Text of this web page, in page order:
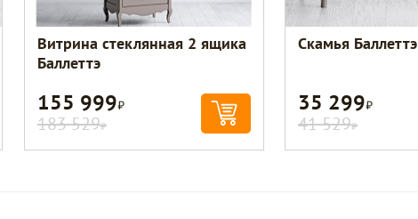
Витрина стеклянная 2 ящика
Баллеттэ
155 999Р
183 529Р
Скамья Баллеттэ
35 299Р
41 529Р